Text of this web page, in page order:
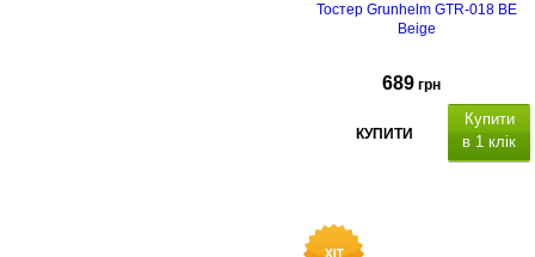
Тостер Grunhelm GTR-018 BE
Beige
689 грн
КУПИТИ
Купити
в 1 клік